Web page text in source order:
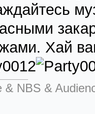
Хай
& NBS &